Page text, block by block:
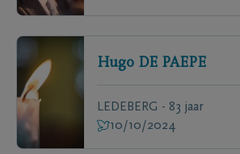
Hugo DE PAEPE
LEDEBERG - 83 jaar
10/10/2024